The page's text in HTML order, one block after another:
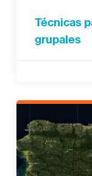
Técnicas
grupales